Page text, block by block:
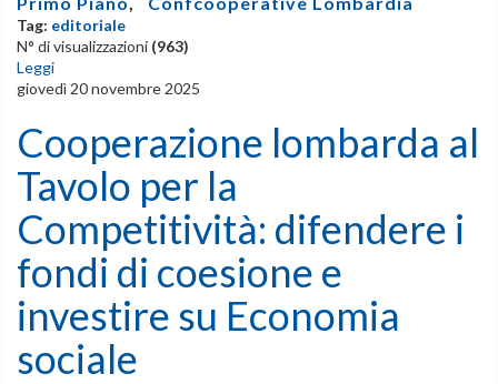
Tag: editoriale
N° di visualizzazioni (963)
Leggi
giovedì 20 novembre 2025
Cooperazione lombarda al
Tavolo per la
Competitività: difendere i
fondi di coesione e
investire su Economia
sociale